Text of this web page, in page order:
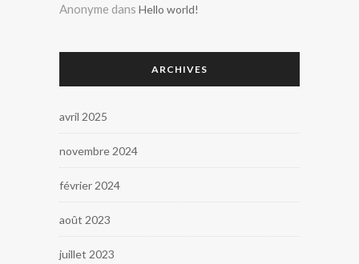
Anonyme dans Hello world!
ARCHIVES
avril 2025
novembre 2024
février 2024
août 2023
juillet 2023